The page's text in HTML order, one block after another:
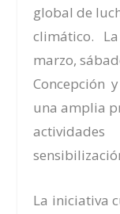
global de
climático.
marzo,
Concepción
una amplia
La iniciativa